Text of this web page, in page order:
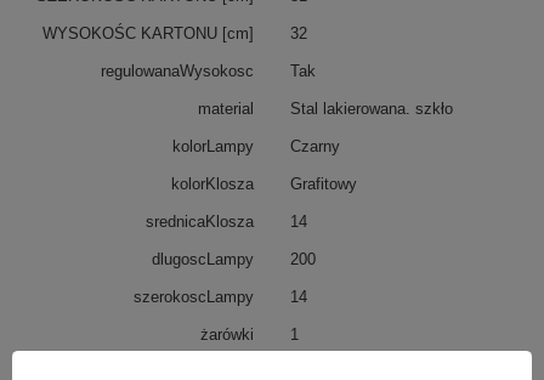
WYSOKOŚC KARTONU [cm] 32
regulowanaWysokosc Tak
material Stal lakierowana. szkło
kolorLampy Czarny
kolorKlosza Grafitowy
srednicaKlosza 14
dlugoscLampy 200
szerokoscLampy 14
żarówki 1